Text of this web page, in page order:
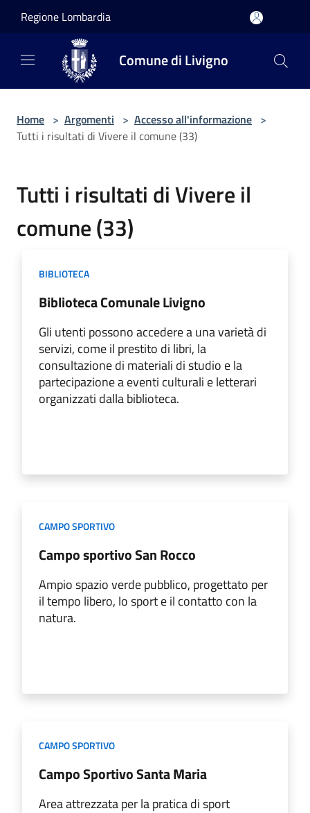
Regione Lombardia
Comune di Livigno
Home > Argomenti > Accesso all'informazione >
Tutti i risultati di Vivere il comune (33)
Tutti i risultati di Vivere il
comune (33)
BIBLIOTECA
Biblioteca Comunale Livigno
Gli utenti possono accedere a una varietà di
servizi, come il prestito di libri, la
consultazione di materiali di studio e la
partecipazione a eventi culturali e letterari
organizzati dalla biblioteca.
CAMPO SPORTIVO
Campo sportivo San Rocco
Ampio spazio verde pubblico, progettato per
il tempo libero, lo sport e il contatto con la
natura.
CAMPO SPORTIVO
Campo Sportivo Santa Maria
Area attrezzata per la pratica di sport